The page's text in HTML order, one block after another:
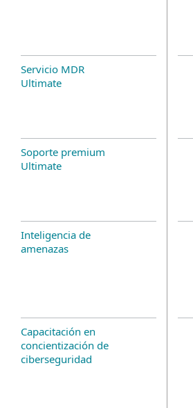
Servicio MDR
Ultimate
Soporte premium
Ultimate
Inteligencia de
amenazas
Capacitación en
concientización de
ciberseguridad